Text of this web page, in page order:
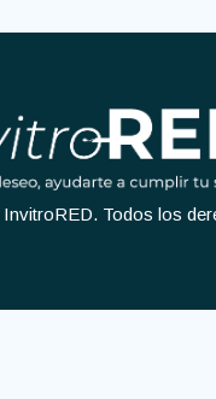
Todos los